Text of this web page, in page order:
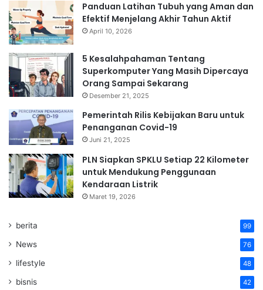
Panduan Latihan Tubuh yang Aman dan
Efektif Menjelang Akhir Tahun Aktif
April 10, 2026
5 Kesalahpahaman Tentang
Superkomputer Yang Masih Dipercaya
Orang Sampai Sekarang
Desember 21, 2025
Pemerintah Rilis Kebijakan Baru untuk
Penanganan Covid-19
Juni 21, 2025
PLN Siapkan SPKLU Setiap 22 Kilometer
untuk Mendukung Penggunaan
Kendaraan Listrik
Maret 19, 2026
berita 99
News 76
lifestyle 48
bisnis 42